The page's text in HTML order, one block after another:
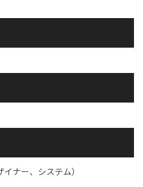
ナー、システム）